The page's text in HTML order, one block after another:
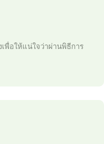
พื่อให้แน่ใจว่าผ่านพิธีการ